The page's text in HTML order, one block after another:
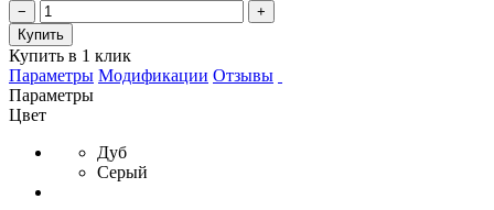
−
+
Купить
Купить в 1 клик
Параметры Модификации Отзывы
Параметры
Цвет
Дуб
Серый